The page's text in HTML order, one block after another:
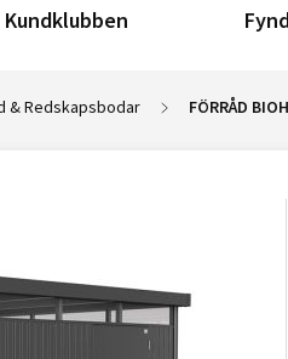
Kundklubben
& Redskapsbodar FÖRRÅD